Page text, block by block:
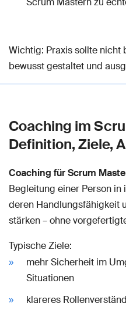
Wichtig: Praxis sollte nicht
bewusst gestaltet und
Coaching im
Definition, Ziele,
Coaching für Scrum
Begleitung einer Person in
deren Handlungsfähigkeit
stärken – ohne
Typische Ziele:
mehr Sicherheit im
Situationen
klareres